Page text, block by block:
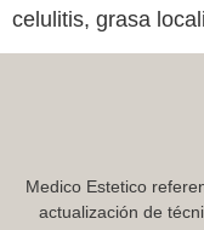
celulitis, grasa
Medico Estetico
actualización de